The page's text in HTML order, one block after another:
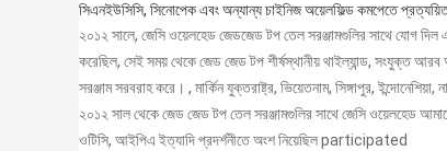
সিএনইউসিসি, সিনোপেক এবং অন্যান্য চাইনিজ অয়েলফিল্ড কমপেতে
২০১২ সালে, জেসি ওয়েলহেড জেডজেড টপ তেল সরঞ্জামগুলির সাথে যোগ
করেছিল, সেই সময় থেকে জেড জেড টপ শীর্ষস্থানীয় থাইল্যান্ড, সংযুক্ত আরব
সরঞ্জাম সরবরাহ করে। , মার্কিন যুক্তরাষ্ট্র, ভিয়েতনাম, সিঙ্গাপুর,
২০১২ সাল থেকে জেড জেড টপ তেল সরঞ্জামগুলির সাথে জেসি ওয়েলহেড
ওটিসি, আইপিএ ইত্যাদি প্রদর্শনীতে অংশ নিয়েছিল participated